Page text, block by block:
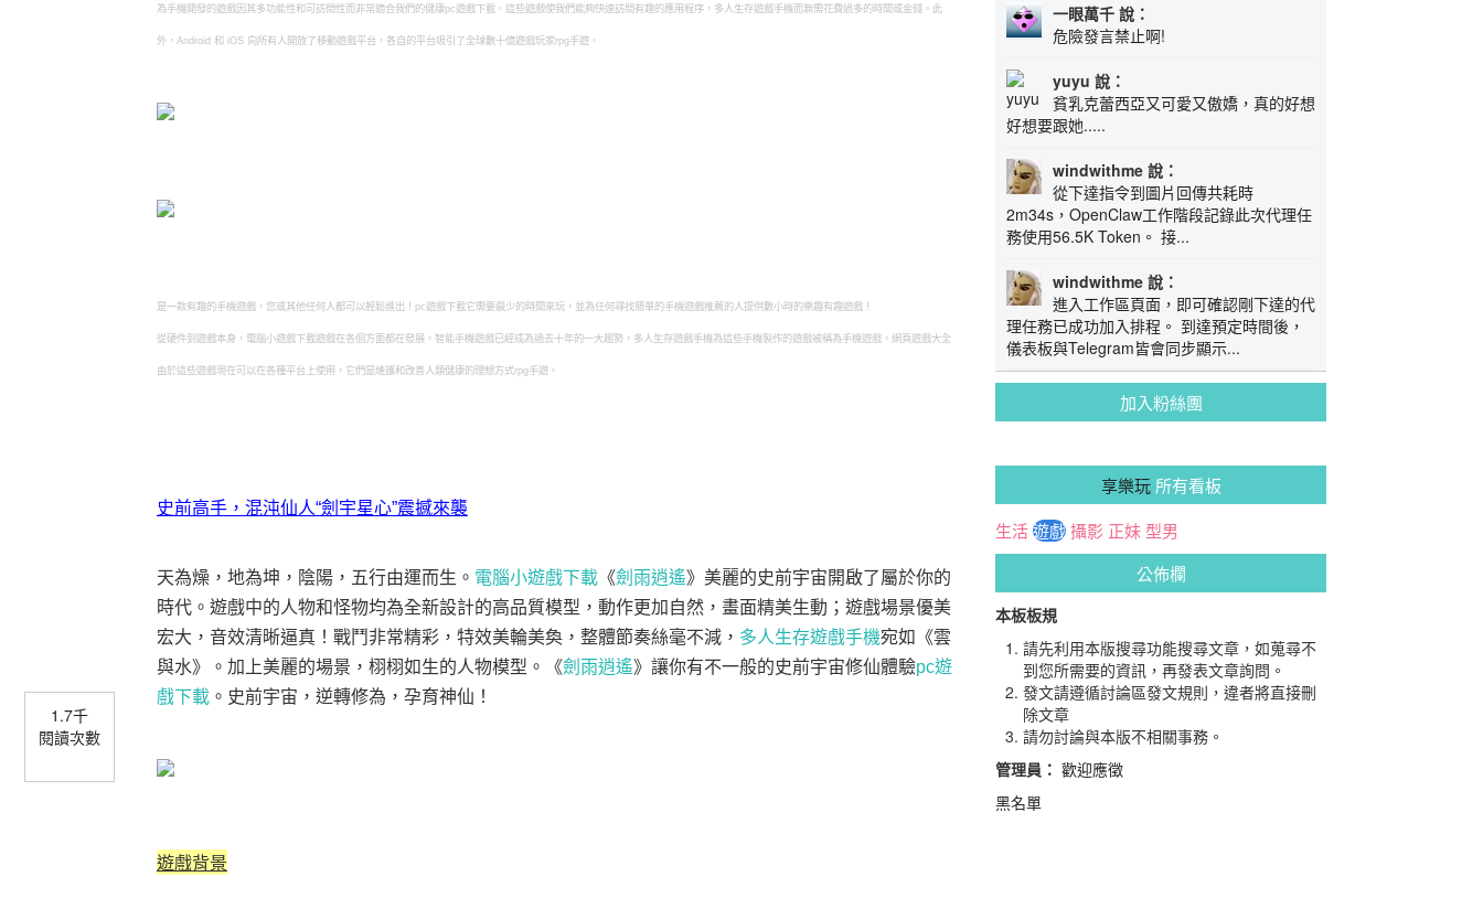
1.7千
閱讀次數
為手機開發的遊戲因其多功能性和可訪問性而非常適合我們的健康pc遊戲下載。這些遊戲使我們能夠快速訪問有趣的應用程序，多人生存遊戲手機而無需花費過多的時間或金錢。此
外，Android 和 iOS 向所有人開放了移動遊戲平台，各自的平台吸引了全球數十億遊戲玩家rpg手遊。
是一款有趣的手機遊戲，您或其他任何人都可以輕鬆進出！pc遊戲下載它需要最少的時間來玩，並為任何尋找簡單的手機遊戲推薦的人提供數小時的樂趣有趣遊戲！
從硬件到遊戲本身，電腦小遊戲下載遊戲在各個方面都在發展。智能手機遊戲已經成為過去十年的一大趨勢，多人生存遊戲手機為這些手機製作的遊戲被稱為手機遊戲。網頁遊戲大全
由於這些遊戲現在可以在各種平台上使用，它們是維護和改善人類健康的理想方式rpg手遊。
史前高手，混沌仙人“劍宇星心”震撼來襲
天為燥，地為坤，陰陽，五行由運而生。 電腦小遊戲下載 《劍雨逍遙》美麗的史前宇宙開啟了屬於你的
時代。遊戲中的人物和怪物均為全新設計的高品質模型，動作更加自然，畫面精美生動；遊戲場景優美
宏大，音效清晰逼真！戰鬥非常精彩，特效美輪美奐，整體節奏絲毫不減， 多人生存遊戲手機宛如《雲
與水》。加上美麗的場景，栩栩如生的人物模型。
《劍雨逍遙》 讓你有不一般的史前宇宙修仙體驗pc遊
戲下載 。史前宇宙，逆轉修為，孕育神仙！
遊戲背景
一眼萬千 說：
危險發言禁止啊!
yuyu 說：
貧乳克蕾西亞又可愛又傲嬌，真的好想
好想要跟她.....
windwithme 說：
從下達指令到圖片回傳共耗時
2m34s，OpenClaw工作階段記錄此次代理任
務使用56.5K Token。 接...
windwithme 說：
進入工作區頁面，即可確認剛下達的代
理任務已成功加入排程。 到達預定時間後，
儀表板與Telegram皆會同步顯示...
加入粉絲團
享樂玩所有看板
生活遊戲攝影 正妹 型男
公佈欄
本板板規
請先利用本版搜尋功能搜尋文章，如蒐尋不
到您所需要的資訊，再發表文章詢問。
發文請遵循討論區發文規則，違者將直接刪
除文章
請勿討論與本版不相關事務。
管理員： 歡迎應徵
黑名單